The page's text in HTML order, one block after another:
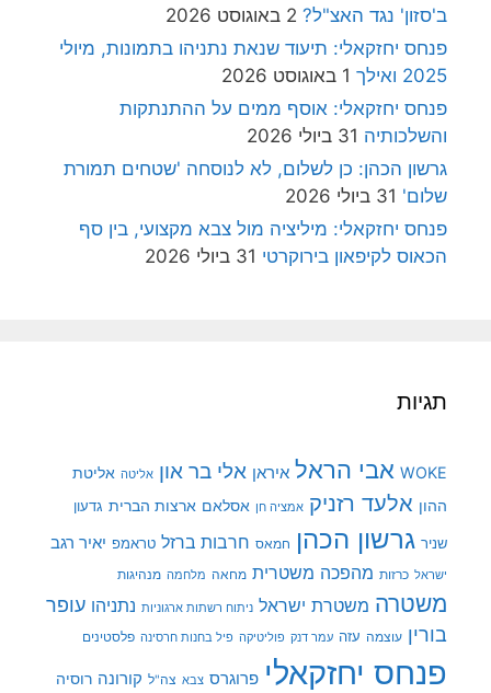
ב'סזון' נגד האצ"ל? 2 באוגוסט 2026
פנחס יחזקאלי: תיעוד שנאת נתניהו בתמונות, מיולי
2025 ואילך
1 באוגוסט 2026
פנחס יחזקאלי: אוסף ממים על ההתנתקות
והשלכותיה 31 ביולי 2026
גרשון הכהן: כן לשלום, לא לנוסחה 'שטחים תמורת
שלום' 31 ביולי 2026
פנחס יחזקאלי: מיליציה מול צבא מקצועי, בין סף
הכאוס לקיפאון בירוקרטי 31 ביולי 2026
תגיות
WOKE אבי הראל איראן אלי בר און אליטה אליטת
ההון אלעד רזניק אמציה חן אסלאם ארצות הברית גדעון
שניר גרשון הכהן חמאס חרבות ברזל טראמפ יאיר רגב
ישראל כרזות מהפכה משטרית מחאה מלחמה מנהיגות
משטרה משטרת ישראל ניתוח רשתות ארגוניות נתניהו עופר
בורין עוצמה עזה עמר דנק פוליטיקה פיל בחנות חרסינה פלסטינים
פנחס יחזקאלי פרוגרס צבא צה"ל קורונה רוסיה